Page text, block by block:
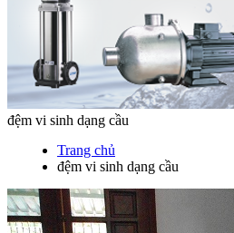
đệm vi sinh dạng cầu
Trang chủ
đệm vi sinh dạng cầu